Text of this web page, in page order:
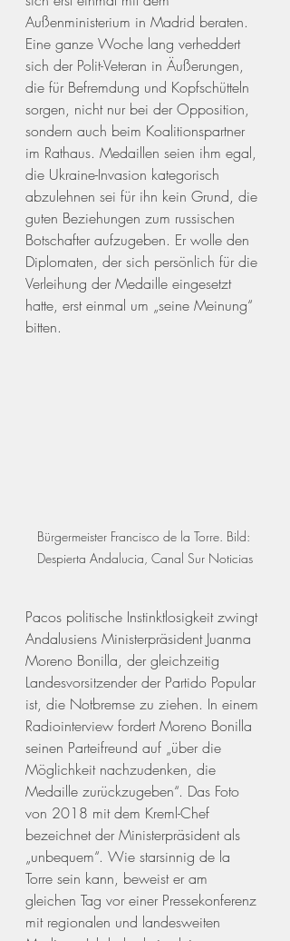
Außenministerium in Madrid beraten.
Eine ganze Woche lang verheddert
sich der Polit-Veteran in Äußerungen,
die für Befremdung und Kopfschütteln
sorgen, nicht nur bei der Opposition,
sondern auch beim Koalitionspartner
im Rathaus. Medaillen seien ihm egal,
die Ukraine-Invasion kategorisch
abzulehnen sei für ihn kein Grund, die
guten Beziehungen zum russischen
Botschafter aufzugeben. Er wolle den
Diplomaten, der sich persönlich für die
Verleihung der Medaille eingesetzt
hatte, erst einmal um „seine Meinung“
bitten.
Bürgermeister Francisco de la Torre. Bild:
Despierta Andalucia, Canal Sur Noticias
Pacos politische Instinktlosigkeit zwingt
Andalusiens Ministerpräsident Juanma
Moreno Bonilla, der gleichzeitig
Landesvorsitzender der Partido Popular
ist, die Notbremse zu ziehen. In einem
Radiointerview fordert Moreno Bonilla
seinen Parteifreund auf „über die
Möglichkeit nachzudenken, die
Medaille zurückzugeben“. Das Foto
von 2018 mit dem Kreml-Chef
bezeichnet der Ministerpräsident als
„unbequem“. Wie starsinnig de la
Torre sein kann, beweist er am
gleichen Tag vor einer Pressekonferenz
mit regionalen und landesweiten